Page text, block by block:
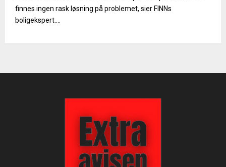
finnes ingen rask løsning på problemet, sier FINNs
boligekspert....